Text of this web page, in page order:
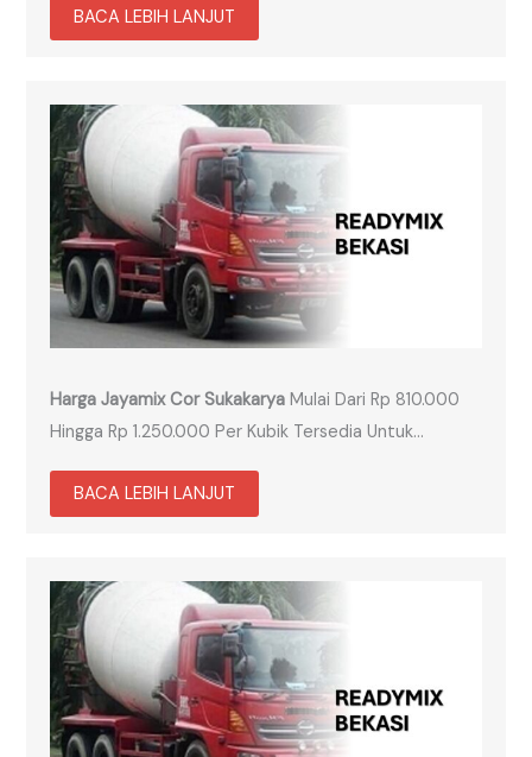
BACA LEBIH LANJUT
Harga Jayamix Cor SukakaryaMulai Dari Rp 810.000
Hingga Rp 1.250.000 Per Kubik Tersedia Untuk…
BACA LEBIH LANJUT